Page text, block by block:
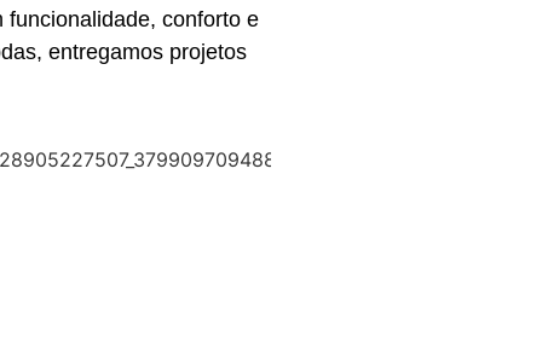
conforto e
entregamos projetos